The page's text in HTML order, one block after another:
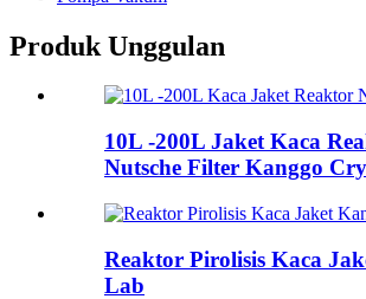
Produk Unggulan
10L -200L Jaket Kaca
Nutsche Filter Kanggo
Reaktor Pirolisis Kaca
Lab